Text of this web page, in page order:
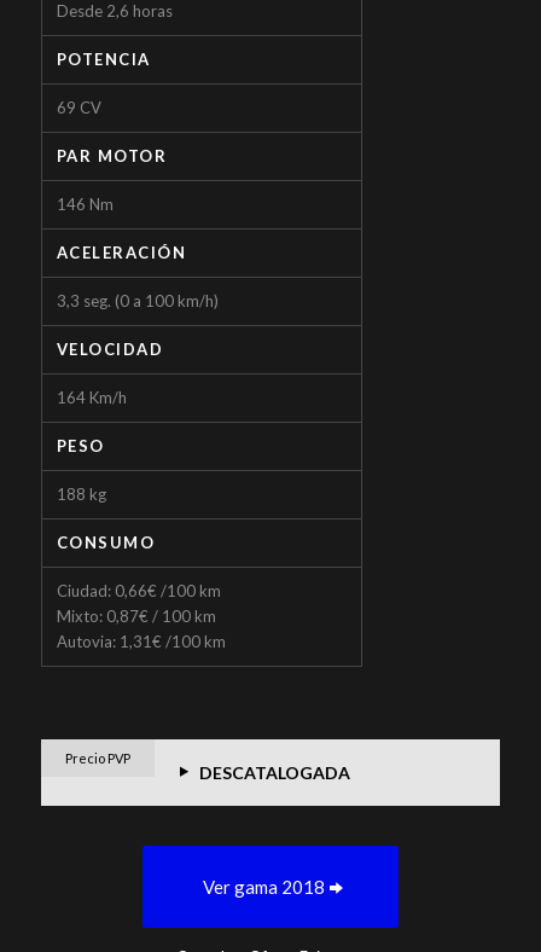
Desde 2,6 horas
POTENCIA
69 CV
PAR MOTOR
146 Nm
ACELERACIÓN
3,3 seg. (0 a 100 km/h)
VELOCIDAD
164 Km/h
PESO
188 kg
CONSUMO
Ciudad: 0,66€ /100 km
Mixto: 0,87€ / 100 km
Autovia: 1,31€ /100 km
Precio PVP
DESCATALOGADA
Ver gama 2018